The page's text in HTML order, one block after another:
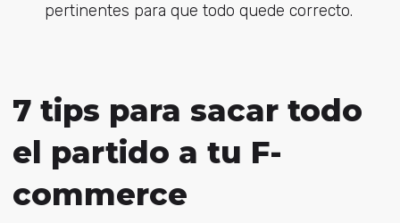
pertinentes para que todo quede correcto.
7 tips para sacar todo
el partido a tu F-
commerce